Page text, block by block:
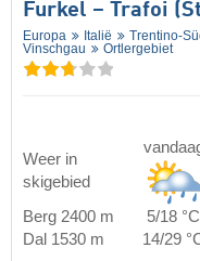
Furkel – Trafoi
Europa Italië Trentino-
Vinschgau
Ortlergebiet
Weer in
skigebied
Berg 2400 m 5/18 °C
Dal 1530 m
14/29